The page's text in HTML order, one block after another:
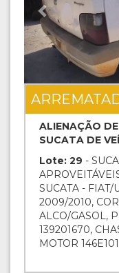
ALIENAÇÃO
SUCATA DE
Lote: 29 -
SUCATA -
2009/2010,
ALCO/GASOL,
139201670,
MOTOR